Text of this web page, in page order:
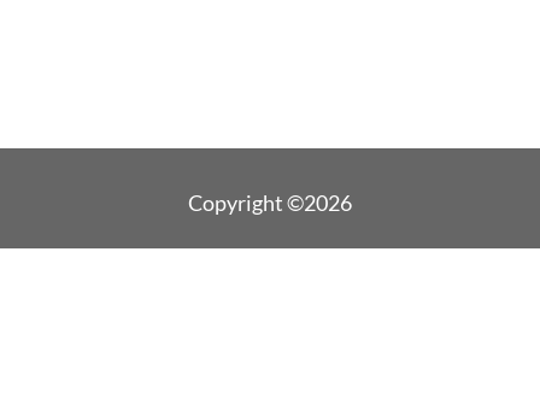
Copyright ©2026